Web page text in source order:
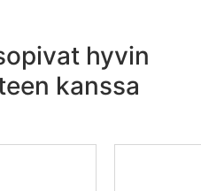
hyvin
kanssa